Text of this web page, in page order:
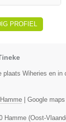
PROFIEL
plaats Wiheries en in
Hamme | Google maps
Hamme (Oost-